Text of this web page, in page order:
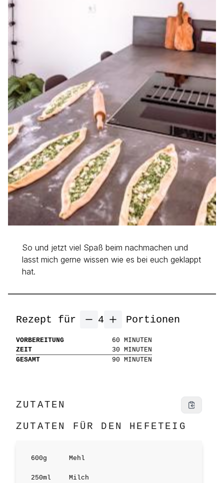
So und jetzt viel Spaß beim nachmachen und
lasst mich gerne wissen wie es bei euch geklappt
hat.
Rezept für 4 Portionen
VORBEREITUNG 60 MINUTEN
ZEIT
30 MINUTEN
GESAMT
90 MINUTEN
ZUTATEN
ZUTATEN FÜR DEN HEFETEIG
600g Mehl
250ml Milch